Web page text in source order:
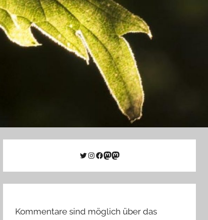
Twitter
Instagram
Facebook
Link zu Mastodon
Mastodon
Kommentare sind möglich über das